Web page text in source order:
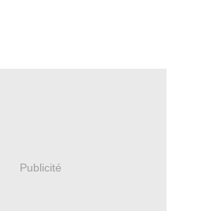
Publicité